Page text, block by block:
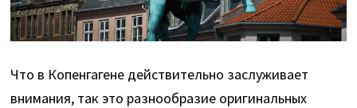
Что в Копенгагене действительно заслуживает
внимания, так это разнообразие оригинальных